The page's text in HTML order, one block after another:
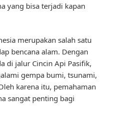
yang bisa terjadi kapan
merupakan salah satu
bencana alam. Dengan
di jalur Cincin Api Pasifik,
gempa bumi, tsunami,
karena itu, pemahaman
sangat penting bagi